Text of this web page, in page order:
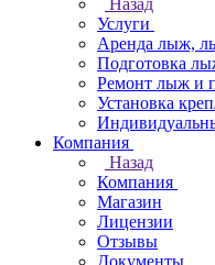
Назад
Услуги
Аренда лыж,
Подготовка
Ремонт лыж и
Установка
Компания
Назад
Компания
Магазин
Лицензии
Отзывы
Документы